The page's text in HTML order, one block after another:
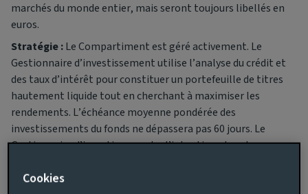
marchés du monde entier, mais seront toujours libellés en
euros.
Stratégie :Le Compartiment est géré activement. Le
Gestionnaire d’investissement utilise l’analyse du crédit et
des taux d’intérêt pour constituer un portefeuille de titres
hautement liquide tout en cherchant à maximiser les
rendements. L’échéance moyenne pondérée des
investissements du fonds ne dépassera pas 60 jours. Le
Gestionnaire d’investissement a l’intention, dans la mesure
classification en tant que fonds du marché monétaire à court
Cookies